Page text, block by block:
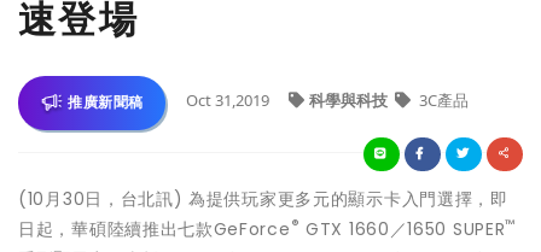
速登場
推廣新聞稿 Oct 31,2019 科學與科技 3C產品
(10月30日，台北訊) 為提供玩家更多元的顯示卡入門選擇，即
日起，華碩陸續推出七款GeForce ® GTX 1660／1650 SUPER™